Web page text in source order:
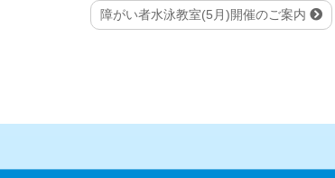
障がい者水泳教室(5月)開催のご案内